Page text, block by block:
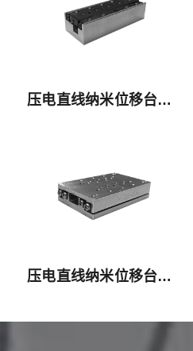
压电直线纳米位移台ML-37A
压电直线纳米位移台MF30-40A